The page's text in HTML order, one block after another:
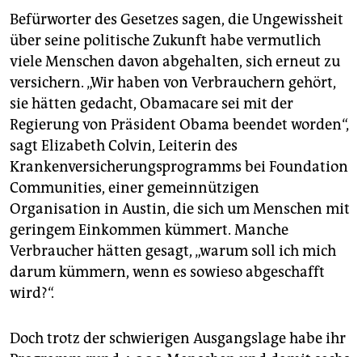
Befürworter des Gesetzes sagen, die Ungewissheit
über seine politische Zukunft habe vermutlich
viele Menschen davon abgehalten, sich erneut zu
versichern. „Wir haben von Verbrauchern gehört,
sie hätten gedacht, Obamacare sei mit der
Regierung von Präsident Obama beendet worden“,
sagt Elizabeth Colvin, Leiterin des
Krankenversicherungsprogramms bei Foundation
Communities, einer gemeinnützigen
Organisation in Austin, die sich um Menschen mit
geringem Einkommen kümmert. Manche
Verbraucher hätten gesagt, „warum soll ich mich
darum kümmern, wenn es sowieso abgeschafft
wird?“.
Doch trotz der schwierigen Ausgangslage habe ihr